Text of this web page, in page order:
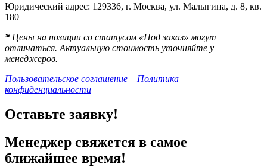
Юридический адрес: 129336, г. Москва, ул. Малыгина, д. 8, кв.
180
* Цены на позиции со статусом «Под заказ» могут
отличаться. Актуальную стоимость уточняйте у
менеджеров.
Пользовательское соглашение
Политика
конфиденциальности
Оставьте заявку!
Менеджер свяжется в самое
ближайшее время!